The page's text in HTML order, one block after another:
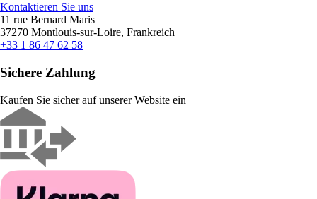
Kontaktieren Sie uns
11 rue Bernard Maris
37270 Montlouis-sur-Loire, Frankreich
+33 1 86 47 62 58
Sichere Zahlung
Kaufen Sie sicher auf unserer Website ein